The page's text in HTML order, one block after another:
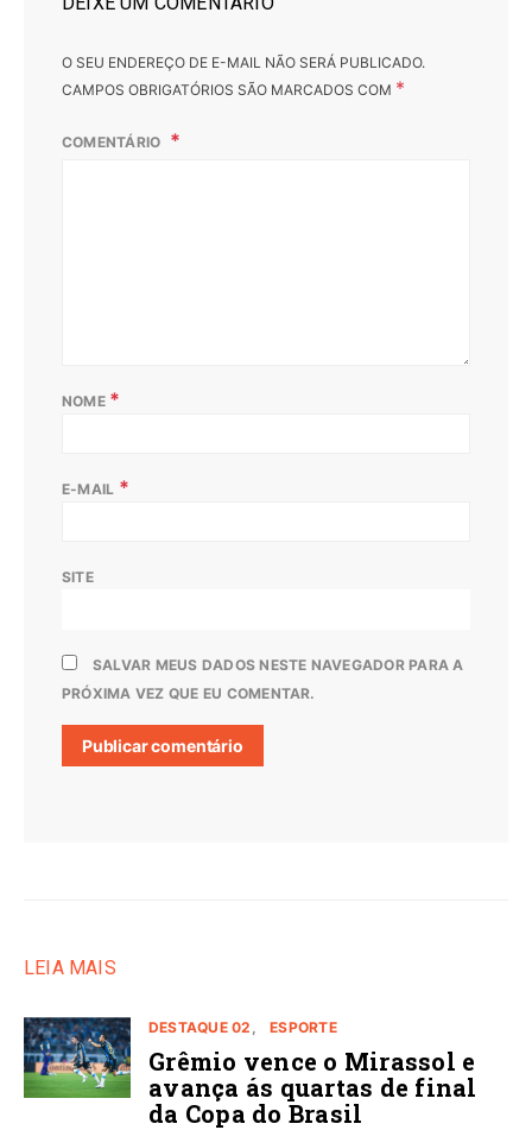
O SEU ENDEREÇO DE E-MAIL NÃO SERÁ PUBLICADO.
CAMPOS OBRIGATÓRIOS SÃO MARCADOS COM *
COMENTÁRIO
NOME *
E-MAIL *
SITE
SALVAR MEUS DADOS NESTE NAVEGADOR PARA A
PRÓXIMA VEZ QUE EU COMENTAR.
LEIA MAIS
DESTAQUE 02 ESPORTE
Grêmio vence o Mirassol e
avança ás quartas de final
da Copa do Brasil